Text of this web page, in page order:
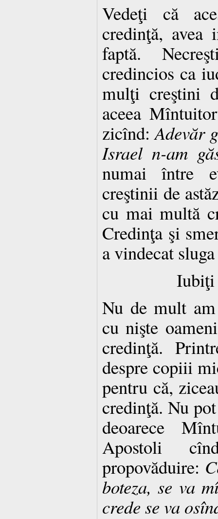
Vedeţi că
credinţă, avea
faptă.
credincios ca
mulţi creştini
aceea
zicînd:Adevăr
Israel n-am
numai între
creştinii de
cu mai multă
Credinţa şi
a vindecat
Iubiţi
Nu de mult
cu nişte
credinţă.
despre copiii
pentru că,
credinţă. Nu
deoarece
Apostoli
propovăduire:
boteza, se va
crede se va